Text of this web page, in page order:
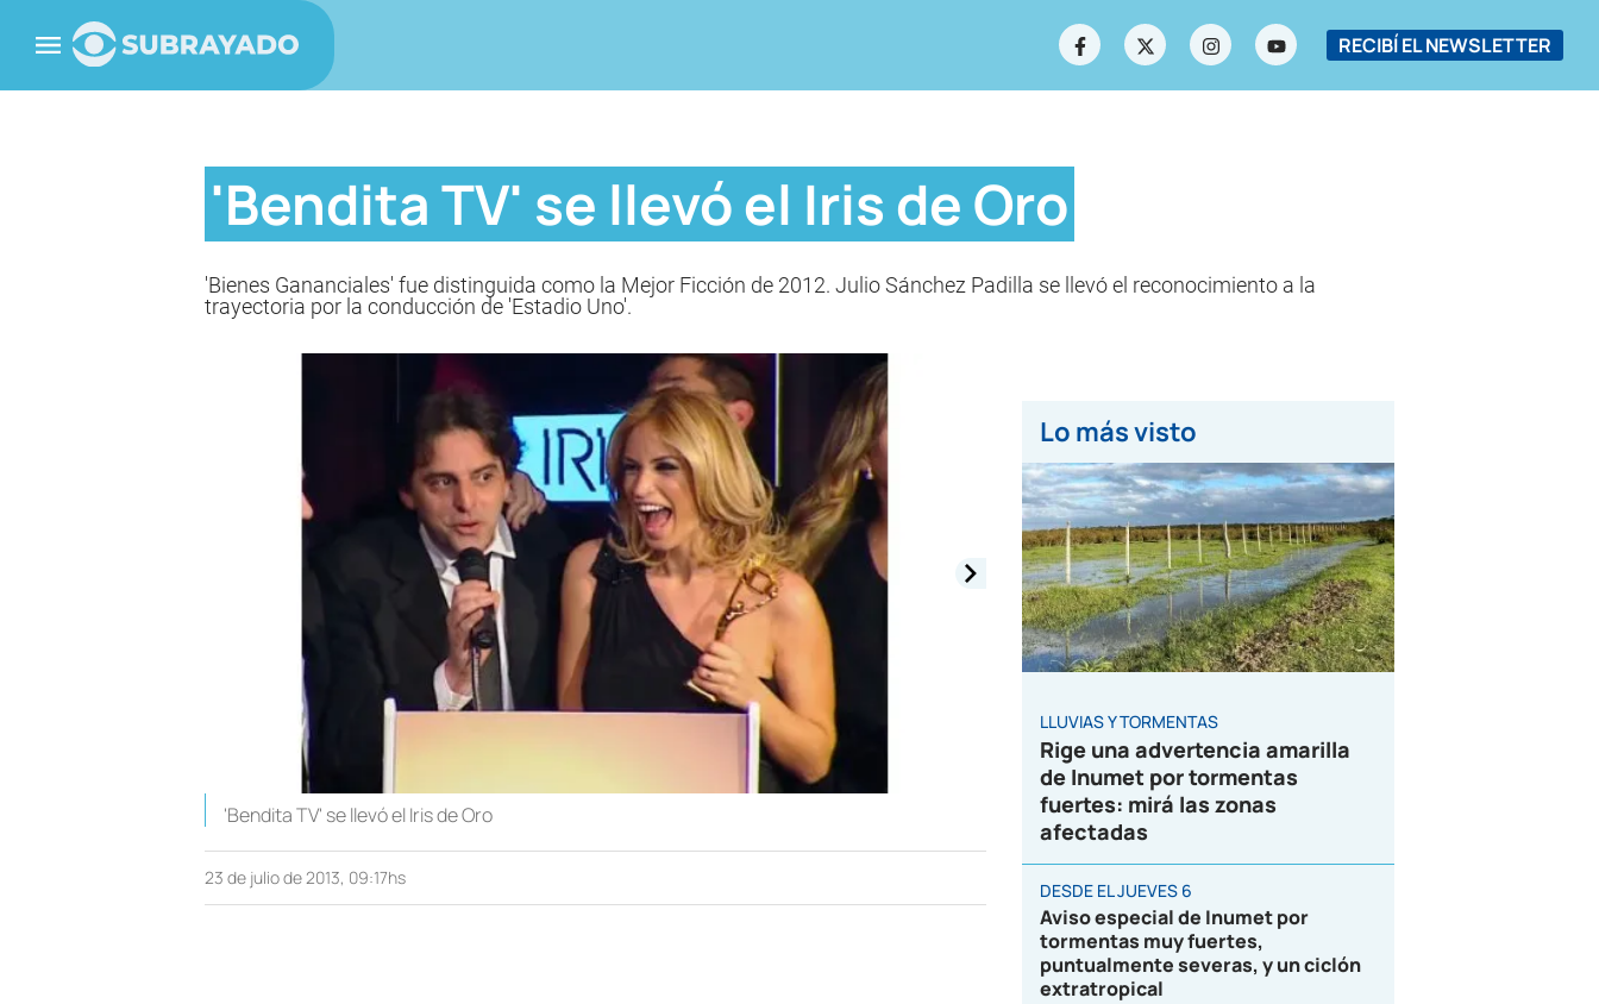
RECIBÍ EL NEWSLETTER
'Bendita TV' se llevó el Iris de Oro
'Bienes Gananciales' fue distinguida como la Mejor Ficción de 2012. Julio Sánchez Padilla se llevó el reconocimiento a la
trayectoria por la conducción de 'Estadio Uno'.
'Bendita TV' se llevó el Iris de Oro
23 de julio de 2013, 09:17hs
Lo más visto
LLUVIAS Y TORMENTAS
Rige una advertencia amarilla
de Inumet por tormentas
fuertes: mirá las zonas
afectadas
DESDE EL JUEVES 6
Aviso especial de Inumet por
tormentas muy fuertes,
puntualmente severas, y un ciclón
extratropical